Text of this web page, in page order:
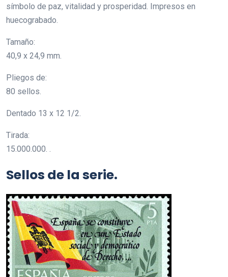
símbolo de paz, vitalidad y prosperidad. Impresos en
huecograbado.
Tamaño:
40,9 x 24,9 mm.
Pliegos de:
80 sellos.
Dentado 13 x 12 1/2.
Tirada:
15.000.000. .
Sellos de la serie.